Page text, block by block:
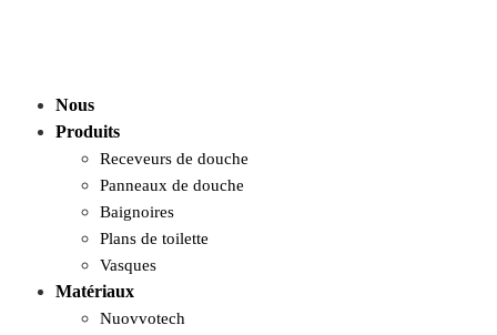
Nous
Produits
Receveurs de douche
Panneaux de douche
Baignoires
Plans de toilette
Vasques
Matériaux
Nuovvotech